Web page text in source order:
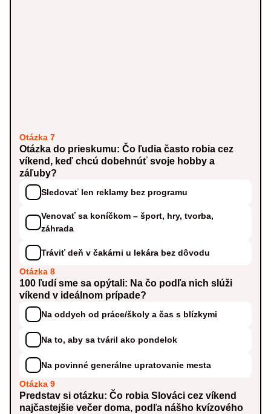
Otázka 7
Otázka do prieskumu: Čo ľudia často robia cez
víkend, keď chcú dobehnúť svoje hobby a
záľuby?
Sledovať len reklamy bez programu
Venovať sa koníčkom – šport, hry, tvorba,
záhrada
Tráviť deň v čakárni u lekára bez dôvodu
Otázka 8
100 ľudí sme sa opýtali: Na čo podľa nich slúži
víkend v ideálnom prípade?
Na oddych od práce/školy a čas s blízkymi
Na to, aby sa tváril ako pondelok
Na povinné generálne upratovanie mesta
Otázka 9
Predstav si otázku: Čo robia Slováci cez víkend
najčastejšie večer doma, podľa nášho kvízového